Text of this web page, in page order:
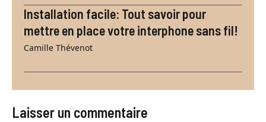
Installation facile: Tout savoir pour
mettre en place votre interphone sans fil!
Camille Thévenot
Laisser un commentaire